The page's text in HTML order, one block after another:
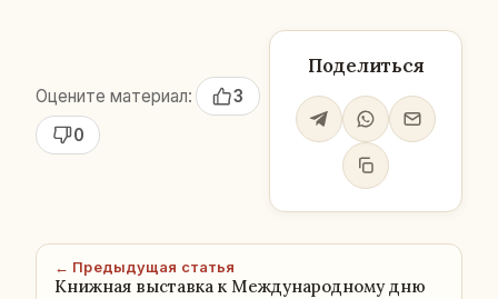
Оцените материал:
3
0
Поделиться
← Предыдущая статья
Книжная выставка к Международному дню